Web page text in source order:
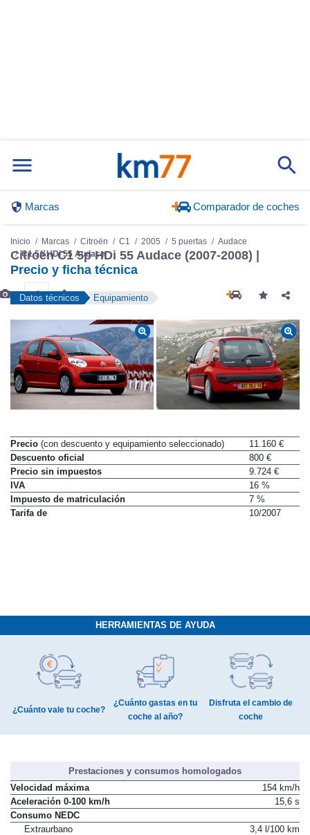
Marcas Comparador de coches
Inicio Marcas Citroën C1 2005 5 puertas
Audace
C1 5p HDi 55 Audace
Citroën C1 5p HDi 55 Audace (2007-2008) |
Precio y ficha técnica
Datos técnicos Equipamiento
Precio (con descuento y equipamiento seleccionado)
11.160 €
Descuento oficial
800 €
Precio sin impuestos
9.724 €
IVA
16 %
Impuesto de matriculación
7 %
Tarifa de
10/2007
HERRAMIENTAS DE AYUDA
¿Cuánto vale tu coche?
¿Cuánto gastas en tu
coche al año?
Disfruta el cambio de
coche
Prestaciones y consumos homologados
Velocidad máxima
154 km/h
Aceleración 0-100 km/h
15,6 s
Consumo NEDC
Extraurbano
3,4 l/100 km